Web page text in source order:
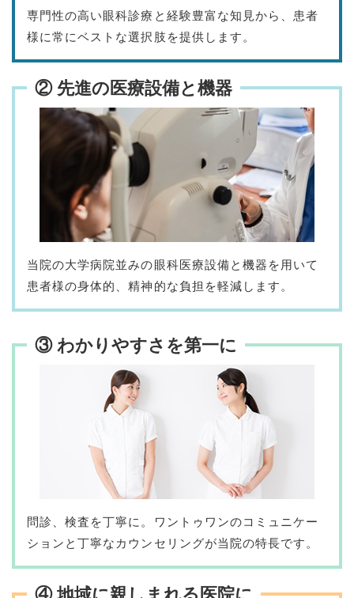
専門性の高い眼科診療と経験豊富な知見から、患者
様に常にベストな選択肢を提供します。
② 先進の医療設備と機器
当院の大学病院並みの眼科医療設備と機器を用いて
患者様の身体的、精神的な負担を軽減します。
③ わかりやすさを第一に
問診、検査を丁寧に。ワントゥワンのコミュニケー
ションと丁寧なカウンセリングが当院の特長です。